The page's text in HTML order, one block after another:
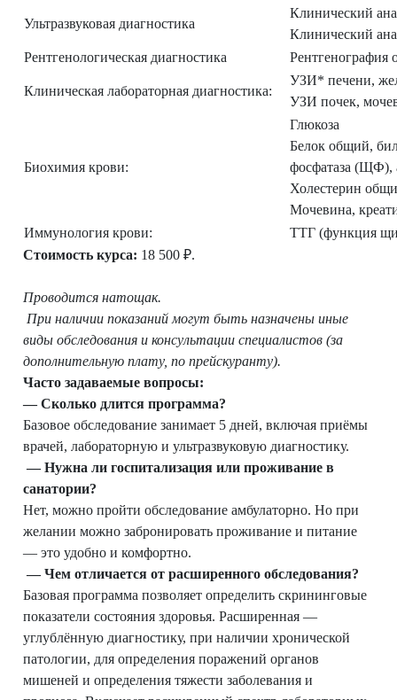
Ультразвуковая диагностика
Клинический
Клинический
Рентгенологическая диагностика
Рентгенография
Клиническая лабораторная диагностика:
УЗИ* печени,
УЗИ почек,
Биохимия крови:
Глюкоза
Белок общий,
фосфатаза (ЩФ),
Холестерин
Мочевина,
Иммунология крови:
ТТГ (функция
Стоимость курса: 18 500 ₽.
Проводится натощак.
При наличии показаний могут быть назначены иные
виды обследования и консультации специалистов (за
дополнительную плату, по прейскуранту).
Часто задаваемые вопросы:
—Сколько длится программа?
Базовое обследование занимает 5 дней, включая приёмы
врачей, лабораторную и ультразвуковую диагностику.
—Нужна ли госпитализация или проживание в
санатории?
Нет, можно пройти обследование амбулаторно. Но при
желании можно забронировать проживание и питание
— это удобно и комфортно.
—Чем отличается от расширенного обследования?
Базовая программа позволяет определить скрининговые
показатели состояния здоровья. Расширенная —
углублённую диагностику, при наличии хронической
патологии, для определения поражений органов
мишеней и определения тяжести заболевания и